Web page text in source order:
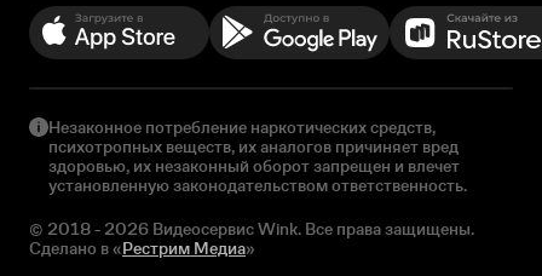
Незаконное потребление наркотических средств,
психотропных веществ, их аналогов причиняет вред
здоровью, их незаконный оборот запрещен и влечет
установленную законодательством ответственность.
© 2018 - 2026 Видеосервис Wink. Все права защищены.
Сделано в «Рестрим Медиа»